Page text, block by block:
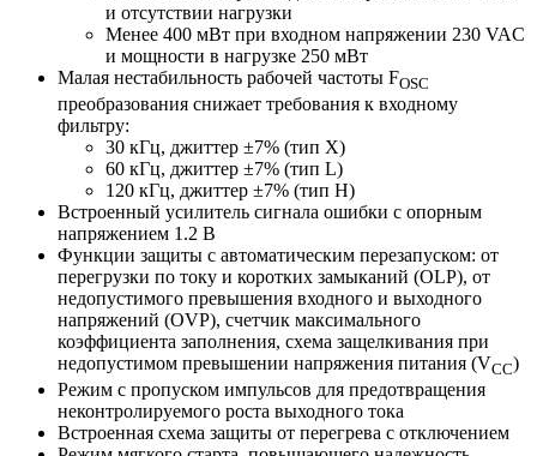
и отсутствии нагрузки
Менее 400 мВт при входном напряжении 230 VAC
и мощности в нагрузке 250 мВт
Малая нестабильность рабочей частоты FOSC
преобразования снижает требования к входному
фильтру:
30 кГц, джиттер ±7% (тип X)
60 кГц, джиттер ±7% (тип L)
120 кГц, джиттер ±7% (тип H)
Встроенный усилитель сигнала ошибки с опорным
напряжением 1.2 В
Функции защиты с автоматическим перезапуском: от
перегрузки по току и коротких замыканий (OLP), от
недопустимого превышения входного и выходного
напряжений (OVP), счетчик максимального
коэффициента заполнения, схема защелкивания при
недопустимом превышении напряжения питания (VCC)
Режим с пропуском импульсов для предотвращения
неконтролируемого роста выходного тока
Встроенная схема защиты от перегрева с отключением